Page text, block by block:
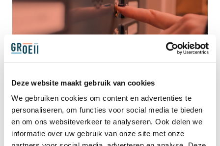
Deze website maakt gebruik van cookies
We gebruiken cookies om content en advertenties te
personaliseren, om functies voor social media te bieden
en om ons websiteverkeer te analyseren. Ook delen we
informatie over uw gebruik van onze site met onze
Jeugd- en opvoedhulp
Hebben jullie hulp bij opvoeden nodig? Opvoeden kan